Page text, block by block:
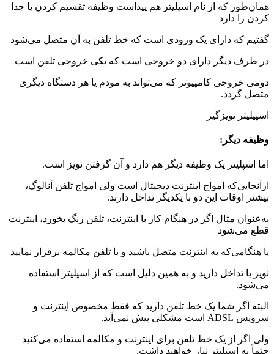
همان‌طور که از نام اسپلیتر هم پیداست وظیفه تقسیم کردن یا جدا
کردن را دارد
گفتیم که دارای یک ورودی است که خط تلفن به آن متصل می‌شود
در طرف دیگر دارای دو خروجی است که یکی خروجی تلفن است
دومی خروجی کامپیوتر که می‌تواند به مودم یا هر دستگاه دیگری
متصل گردد.
اسپیلیتر نویزگیر
وظیفه دیگر:
اما اسپلیتر یک وظیفه دیگر هم دارد و آن گرفتن نویز است.
ازآنجایی‌که امواج اینترنت دیجیتال است ولی امواج تلفن آنالوگ،
بیشتر اوقات این دو با یکدیگر تداخل دارند.
به‌عنوان مثال اگر در هنگام کار با اینترنت، تلفن زنگ بخورد، اینترنت
قطع می‌شود
یا هنگامی‌که به اینترنت متصل باشید و با تلفن مکالمه برقرار نمایید
نویز یا تداخل دارید و به همین دلیل است که از اسپلیتر استفاده
می‌شود.
البته اگر شما یک خط تلفن دارید که فقط مخصوص اینترنت و
سرویس ADSL است مشکلی پیش نمی‌آید.
ولی اگر از یک خط تلفن برای اینترنت و مکالمه استفاده می‌کنید
حتماً به اسپلیتر نیاز خواهید داشت.